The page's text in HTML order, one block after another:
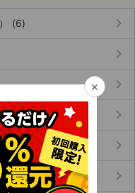
(6) keyboard_arrow_right
keyboard_arrow_right
keyboard_arrow_right
） (34) keyboard_arrow_right
keyboard_arrow_right
keyboard_arrow_right
×